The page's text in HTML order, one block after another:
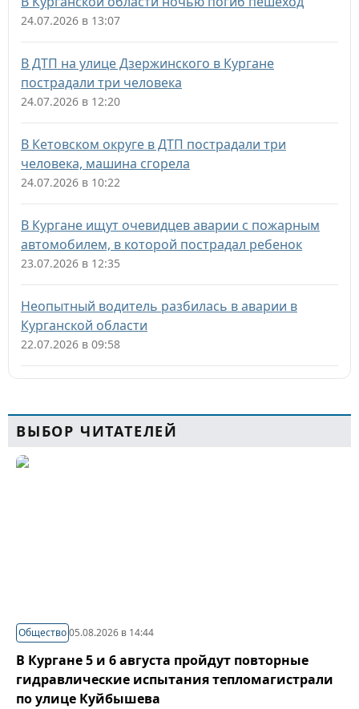
24.07.2026 в 13:07
В ДТП на улице Дзержинского в Кургане
пострадали три человека
24.07.2026 в 12:20
В Кетовском округе в ДТП пострадали три
человека, машина сгорела
24.07.2026 в 10:22
В Кургане ищут очевидцев аварии с пожарным
автомобилем, в которой пострадал ребенок
23.07.2026 в 12:35
Неопытный водитель разбилась в аварии в
Курганской области
22.07.2026 в 09:58
ВЫБОР ЧИТАТЕЛЕЙ
Общество05.08.2026 в 14:44
В Кургане 5 и 6 августа пройдут повторные
гидравлические испытания тепломагистрали
по улице Куйбышева